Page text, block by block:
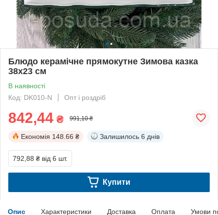
Блюдо керамічне прямокутне Зимова казка
38х23 см
В наявності
Код: DK010-N
Опт і роздріб
842,44 ₴ 991,10 ₴
Економія 148.66 ₴ Залишилось 6 днів
792,88 ₴ від 6 шт.
Купити
Опис Характеристики Доставка Оплата Умови